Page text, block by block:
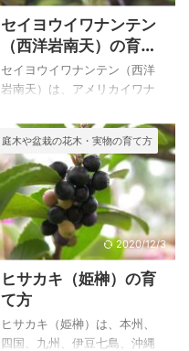
た芽を育てる方法がありま
す。 葉と幹と花のバランスが
良く、我が家ではお気に入り
の樹木になってかなり大きく
育っています。 ヒメシャラは
育っているのを見た時に、空
中湿度と湿り気のある土を好
むことが分かりました。 上の
ヒメシャラ ...
セイヨウイワナンテン
（西洋岩南天）の育て
方
セイヨウイワナンテン（西洋
岩南天）は、アメリカイワナ
アメリカ原産の同属の低木で
す。 日本に自生しているイワ
ナンテン（岩南天）は、関東
から紀州にかけての太平洋側
の山地に分布し、ほとんど太
陽光線の届かない空中湿度の
高い岩壁などに見られる、ツ
ツジ科 イワナンテン属の常
緑小低木ですが西洋イワナン
テンは庭に植えられていて、
かなり育て方が違います。 上
西洋イワナンテンは、２０１
庭木や盆栽の花木・実物の育て方
2020/12/3
ヒサカキ（姫榊）の育
て方
ヒサカキ（姫榊）は、本州、
四国、九州、伊豆七島、沖縄